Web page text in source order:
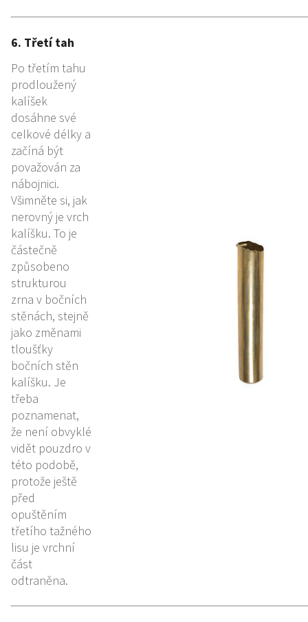
6. Třetí tah
Po třetím tahu
prodloužený
kalíšek
dosáhne své
celkové délky a
začíná být
považován za
nábojnici.
Všimněte si, jak
nerovný je vrch
kalíšku. To je
částečně
způsobeno
strukturou
zrna v bočních
stěnách, stejně
jako změnami
tloušťky
bočních stěn
kalíšku. Je
třeba
poznamenat,
že není obvyklé
vidět pouzdro v
této podobě,
protože ještě
před
opuštěním
třetího tažného
lisu je vrchní
část
odtraněna.